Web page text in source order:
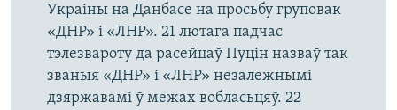
Украіны на Данбасе на просьбу груповак
«ДНР» і «ЛНР». 21 лютага падчас
тэлезвароту да расейцаў Пуцін назваў так
званыя «ДНР» і «ЛНР» незалежнымі
дзяржавамі ў межах вобласьцяў. 22